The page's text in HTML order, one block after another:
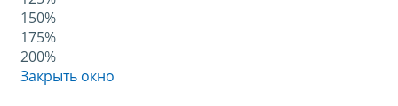
150%
175%
200%
Закрыть окно